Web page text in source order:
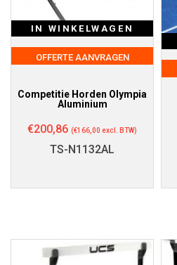
IN WINKELWAGEN
OFFERTE AANVRAGEN
Competitie Horden Olympia
Aluminium
€200,86 (€166,00 excl. BTW)
TS-N1132AL